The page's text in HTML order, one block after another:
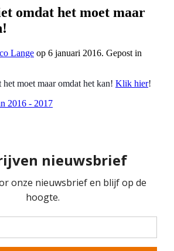
omdat het moet maar
Lange op 6 januari 2016. Gepost in
moet maar omdat het kan! Klik hier!